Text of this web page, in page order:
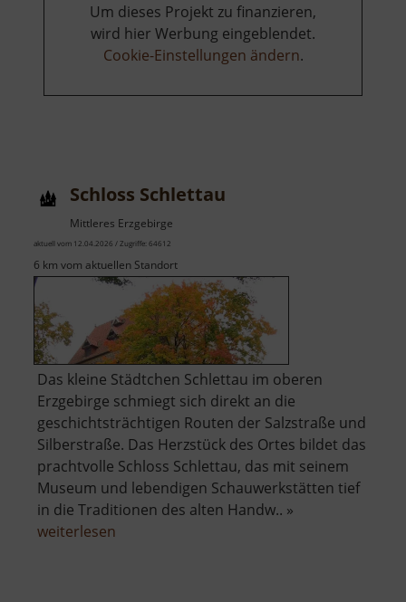
Um dieses Projekt zu finanzieren,
wird hier Werbung eingeblendet.
Cookie-Einstellungen ändern.
Schloss Schlettau
Mittleres Erzgebirge
aktuell vom 12.04.2026 / Zugriffe: 64612
6 km vom aktuellen Standort
Das kleine Städtchen Schlettau im oberen
Erzgebirge schmiegt sich direkt an die
geschichtsträchtigen Routen der Salzstraße und
Silberstraße. Das Herzstück des Ortes bildet das
prachtvolle Schloss Schlettau, das mit seinem
Museum und lebendigen Schauwerkstätten tief
in die Traditionen des alten Handw.. »
weiterlesen